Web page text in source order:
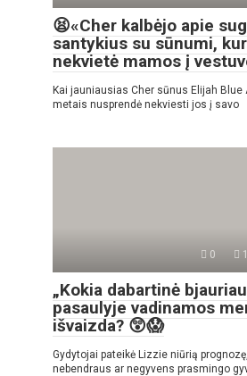
😫«Cher kalbėjo apie
santykius su sūnumi,
nekvietė mamos į
Kai jauniausias Cher sūnus Elijah Blue
metais nusprendė nekviesti jos į savo
0
„Kokia dabartinė
pasaulyje vadinamos
išvaizda? 😲😱
Gydytojai pateikė Lizzie niūrią
nebendraus ar negyvens prasmingo